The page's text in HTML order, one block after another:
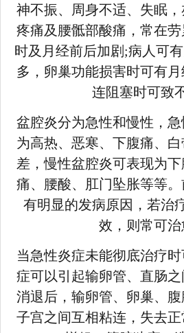
神不振、周身不适、失眠，
疼痛及腰骶部酸痛，常在
时及月经前后加剧;病人可
多，卵巢功能损害时可有
连阻塞时可致
盆腔炎分为急性和慢性，
为高热、恶寒、下腹痛、
差，慢性盆腔炎可表现为
痛、腰酸、肛门坠胀等等
有明显的发病原因，若治
效，则常可治
当急性炎症未能彻底治疗
症可以引起输卵管、直肠
消退后，输卵管、卵巢、腹
子宫之间互相粘连，失去